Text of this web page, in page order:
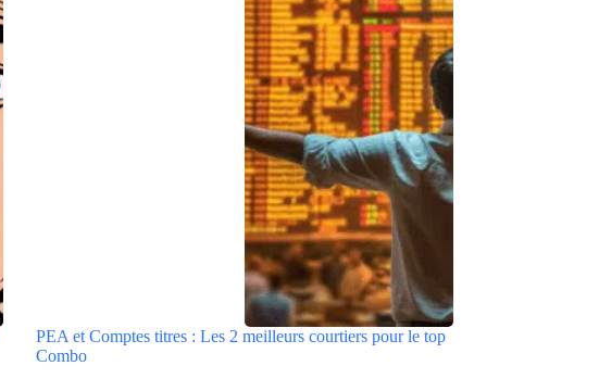
PEA et Comptes titres : Les 2 meilleurs courtiers pour le top
Combo